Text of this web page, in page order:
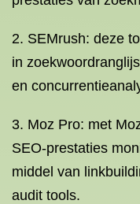
2. SEMrush: deze
in
en
3. Moz Pro: met
SEO-prestaties
middel van
audit tools.